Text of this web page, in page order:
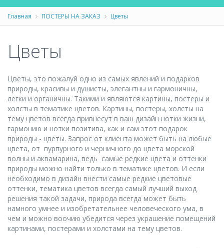
Главная ПОСТЕРЫ НА ЗАКАЗ Цветы
Цветы
Цветы, это пожалуй одно из самых явлений и подарков
природы, красивы и душисты, элегантны и гармоничны,
легки и органичны. Такими и являются картины, постеры и
холсты в тематике цветов. Картины, постеры, холсты на
тему цветов всегда привнесут в ваш дизайн нотки жизни,
гармонию и нотки позитива, как и сам этот подарок
природы - цветы. Запрос от клиента может быть на любые
цвета, от пурпурного и черничного до цвета морской
волны и аквамарина, ведь самые редкие цвета и оттенки
природы можно найти только в тематике цветов. И если
необходимо в дизайн внести самые редкие цветовые
оттенки, тематика цветов всегда самый лучший выход
решения такой задачи, природа всегда может быть
намного умнее и изобретательнее человеческого ума, в
чем и можно воочию убедится через украшение помещений
картинами, постерами и холстами на тему цветов.